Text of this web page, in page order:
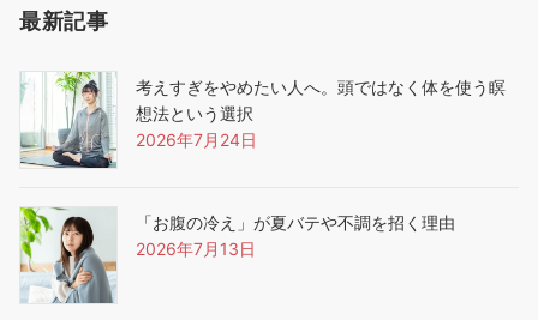
最新記事
考えすぎをやめたい人へ。頭ではなく体を使う瞑
想法という選択
2026年7月24日
「お腹の冷え」が夏バテや不調を招く理由
2026年7月13日